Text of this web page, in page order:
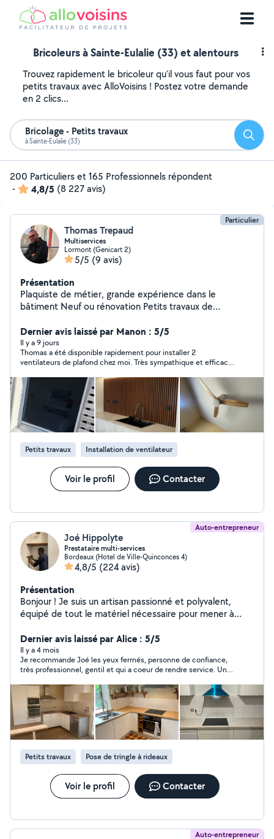
Bricoleurs à Sainte-Eulalie (33) et alentours
Trouvez rapidement le bricoleur qu'il vous faut pour vos
petits travaux avec AlloVoisins ! Postez votre demande
en 2 clics...
Bricolage - Petits travaux
à Sainte-Eulalie (33)
200 Particuliers et 165 Professionnels répondent
-
4,8/5 (8 227 avis)
Particulier
Thomas Trepaud
Multiservices
Lormont (Genicart 2)
5/5 (9 avis)
Présentation
Plaquiste de métier, grande expérience dans le
bâtiment Neuf ou rénovation Petits travaux de
d'un fourgon
Dernier avis laissé par Manon : 5/5
Il y a 9 jours
Thomas a été disponible rapidement pour installer 2
ventilateurs de plafond chez moi. Très sympathique et efficace.
Petits travaux Installation de ventilateur
Voir le profil Contacter
Auto-entrepreneur
Joé Hippolyte
Prestataire multi-services
Bordeaux (Hotel de Ville-Quinconces 4)
4,8/5 (224 avis)
Présentation
Bonjour ! Je suis un artisan passionné et polyvalent,
équipé de tout le matériel nécessaire pour mener à
aménagement. Rigoureux et fiable, je m'engage à vous
fournir un travail soigné et rapide, en respectant vos
attentes. Voici quelques-unes de mes compétences
clés : Montage de dressings sur mesure Pose complète
de cuisines Raccordement d'électroménager Montage
de meubles en kit Plomberie Pose de luminaires
Bricolage divers Jardinage Déménagement Disponible
et à l'écoute, je suis là pour vous accompagner de A à Z,
quel que soit le chantier, du plus simple au plus
complexe. N'hésitez pas à me contacter pour discuter
de votre projet ! À bientôt
Dernier avis laissé par Alice : 5/5
Il y a 4 mois
Je recommande Joé les yeux fermés, personne de confiance,
très professionnel, gentil et qui a coeur de rendre service. Un
Petits travaux Pose de tringle à rideaux
Voir le profil Contacter
Auto-entrepreneur